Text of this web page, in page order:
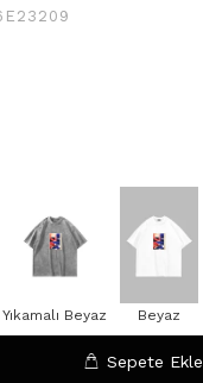
Yıkamalı Beyaz Beyaz
Sepete Ekle